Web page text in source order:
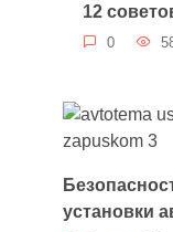
12
0
установки